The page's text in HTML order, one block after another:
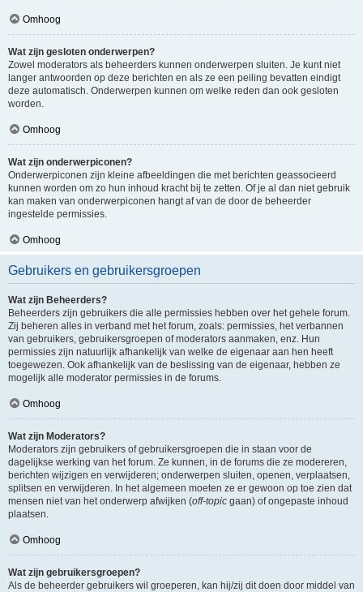
Omhoog
Wat zijn gesloten onderwerpen?
Zowel moderators als beheerders kunnen onderwerpen sluiten. Je kunt niet
langer antwoorden op deze berichten en als ze een peiling bevatten eindigt
deze automatisch. Onderwerpen kunnen om welke reden dan ook gesloten
worden.
Omhoog
Wat zijn onderwerpiconen?
Onderwerpiconen zijn kleine afbeeldingen die met berichten geassocieerd
kunnen worden om zo hun inhoud kracht bij te zetten. Of je al dan niet gebruik
kan maken van onderwerpiconen hangt af van de door de beheerder
ingestelde permissies.
Omhoog
Gebruikers en gebruikersgroepen
Wat zijn Beheerders?
Beheerders zijn gebruikers die alle permissies hebben over het gehele forum.
Zij beheren alles in verband met het forum, zoals: permissies, het verbannen
van gebruikers, gebruikersgroepen of moderators aanmaken, enz. Hun
permissies zijn natuurlijk afhankelijk van welke de eigenaar aan hen heeft
toegewezen. Ook afhankelijk van de beslissing van de eigenaar, hebben ze
mogelijk alle moderator permissies in de forums.
Omhoog
Wat zijn Moderators?
Moderators zijn gebruikers of gebruikersgroepen die in staan voor de
dagelijkse werking van het forum. Ze kunnen, in de forums die ze modereren,
berichten wijzigen en verwijderen; onderwerpen sluiten, openen, verplaatsen,
splitsen en verwijderen. In het algemeen moeten ze er gewoon op toe zien dat
mensen niet van het onderwerp afwijken (off-topic gaan) of ongepaste inhoud
plaatsen.
Omhoog
Wat zijn gebruikersgroepen?
Als de beheerder gebruikers wil groeperen, kan hij/zij dit doen door middel van